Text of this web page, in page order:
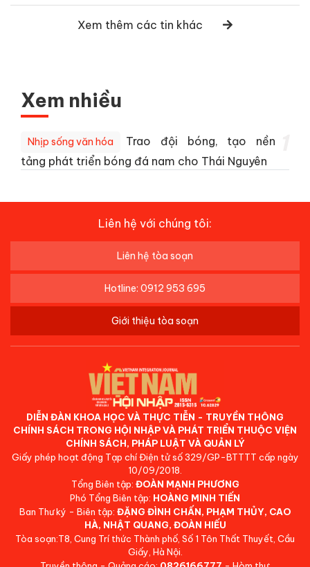
Xem thêm các tin khác
Xem nhiều
Nhịp sống văn hóa
Trao đội bóng, tạo nền
tảng phát triển bóng đá nam cho Thái Nguyên
Liên hệ với chúng tôi:
Liên hệ tòa soạn
Hotline: 0912 953 695
Giới thiệu tòa soạn
DIỄN ĐÀN KHOA HỌC VÀ THỰC TIỄN - TRUYỀN THÔNG
CHÍNH SÁCH TRONG HỘI NHẬP VÀ PHÁT TRIỂN THUỘC VIỆN
CHÍNH SÁCH, PHÁP LUẬT VÀ QUẢN LÝ
Giấy phép hoạt động Tạp chí Điện tử số 329/GP-BTTTT cấp ngày
10/09/2018.
Tổng Biên tập: ĐOÀN MẠNH PHƯƠNG
Phó Tổng Biên tập: HOÀNG MINH TIẾN
Ban Thư ký - Biên tập: ĐẶNG ĐÌNH CHẤN, PHẠM THỦY, CAO
HÀ, NHẬT QUANG, ĐOÀN HIẾU
Tòa soạn:T8, Cung Trí thức Thành phố, Số 1 Tôn Thất Thuyết, Cầu
Giấy, Hà Nội.